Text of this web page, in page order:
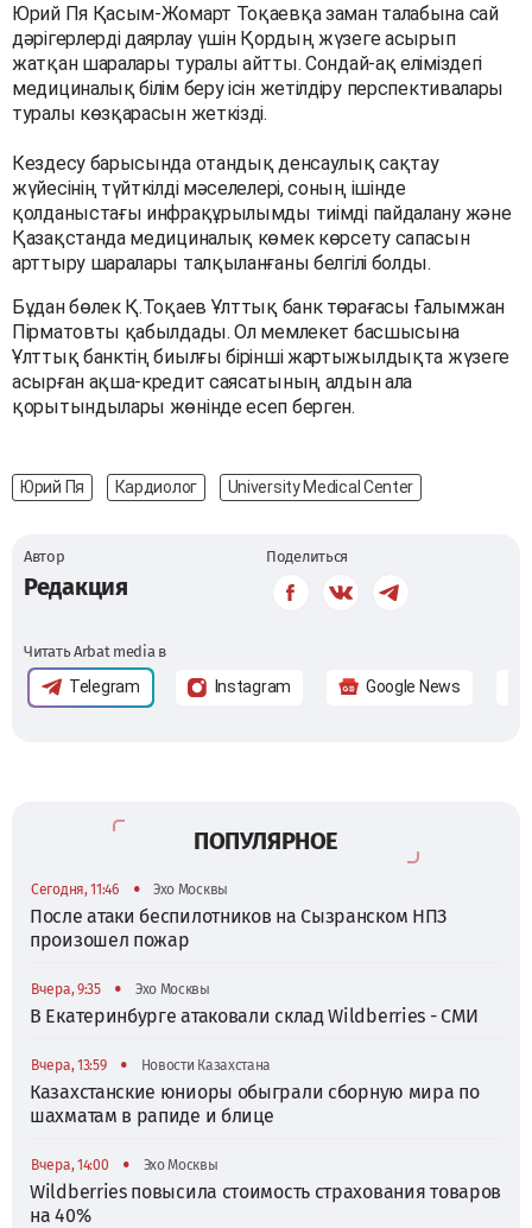
Юрий Пя Қасым-Жомарт Тоқаевқа заман талабына сай
дәрігерлерді даярлау үшін Қордың жүзеге асырып
жатқан шаралары туралы айтты. Сондай-ақ еліміздегі
медициналық білім беру ісін жетілдіру перспективалары
туралы көзқарасын жеткізді.
Кездесу барысында отандық денсаулық сақтау
жүйесінің түйткілді мәселелері, соның ішінде
қолданыстағы инфрақұрылымды тиімді пайдалану және
Қазақстанда медициналық көмек көрсету сапасын
арттыру шаралары талқыланғаны белгілі болды.
Бұдан бөлек Қ.Тоқаев Ұлттық банк төрағасы Ғалымжан
Пірматовты қабылдады. Ол мемлекет басшысына
Ұлттық банктің биылғы бірінші жартыжылдықта жүзеге
асырған ақша-кредит саясатының алдын ала
қорытындылары жөнінде есеп берген.
Юрий Пя Кардиолог University Medical Center
Автор
Редакция
Поделиться
Читать Arbat media в
Telegram Instagram Google News
ПОПУЛЯРНОЕ
Сегодня, 11:46 • Эхо Москвы
После атаки беспилотников на Сызранском НПЗ
произошел пожар
Вчера, 9:35 • Эхо Москвы
В Екатеринбурге атаковали склад Wildberries - СМИ
Вчера, 13:59 • Новости Казахстана
Казахстанские юниоры обыграли сборную мира по
шахматам в рапиде и блице
Вчера, 14:00 • Эхо Москвы
Wildberries повысила стоимость страхования товаров
на 40%